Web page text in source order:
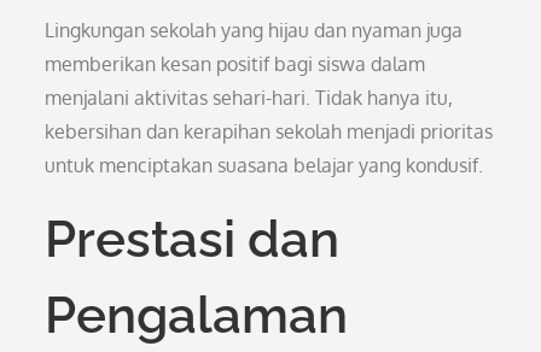
Lingkungan sekolah yang hijau dan nyaman juga
memberikan kesan positif bagi siswa dalam
menjalani aktivitas sehari-hari. Tidak hanya itu,
kebersihan dan kerapihan sekolah menjadi prioritas
untuk menciptakan suasana belajar yang kondusif.
Prestasi dan
Pengalaman